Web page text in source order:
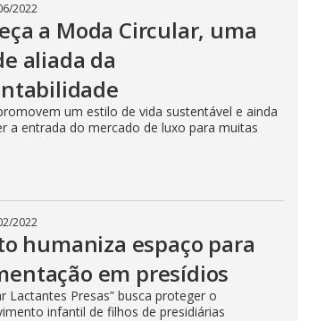
2022
a Moda Circular, uma
aliada da
um estilo de vida sustentável e ainda
a entrada do mercado de luxo para muitas
2022
humaniza espaço para
em presídios
Lactantes Presas” busca proteger o
infantil de filhos de presidiárias